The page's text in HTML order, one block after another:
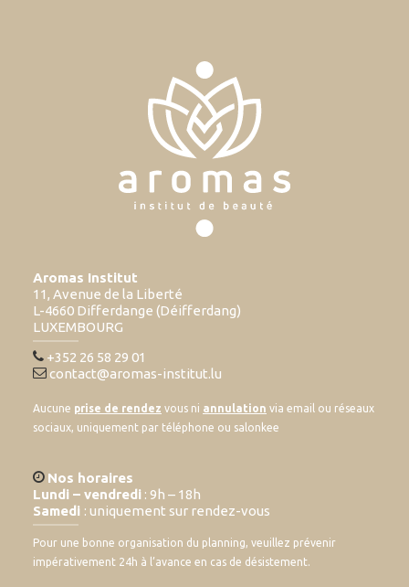
Aromas Institut
11, Avenue de la Liberté
L-4660 Differdange (Déifferdang)
LUXEMBOURG
+352 26 58 29 01
contact@aromas-institut.lu
Aucune prise de rendez vous ni annulation via email ou réseaux
sociaux, uniquement par téléphone ou salonkee
Nos horaires
Lundi – vendredi : 9h – 18h
Samedi : uniquement sur rendez-vous
Pour une bonne organisation du planning, veuillez prévenir
impérativement 24h à l’avance en cas de désistement.